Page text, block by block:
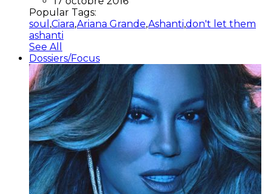
Popular Tags:
soul ,Ciara,Ariana Grande,Ashanti,don't let them
ashanti
See All
Dossiers/Focus